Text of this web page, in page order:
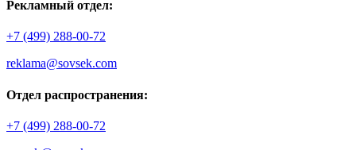
Рекламный отдел:
+7 (499) 288-00-72
reklama@sovsek.com
Отдел распространения:
+7 (499) 288-00-72